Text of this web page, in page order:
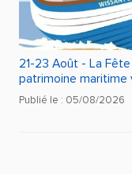
21-23 Août - La
patrimoine maritime
Publié le : 05/08/2026